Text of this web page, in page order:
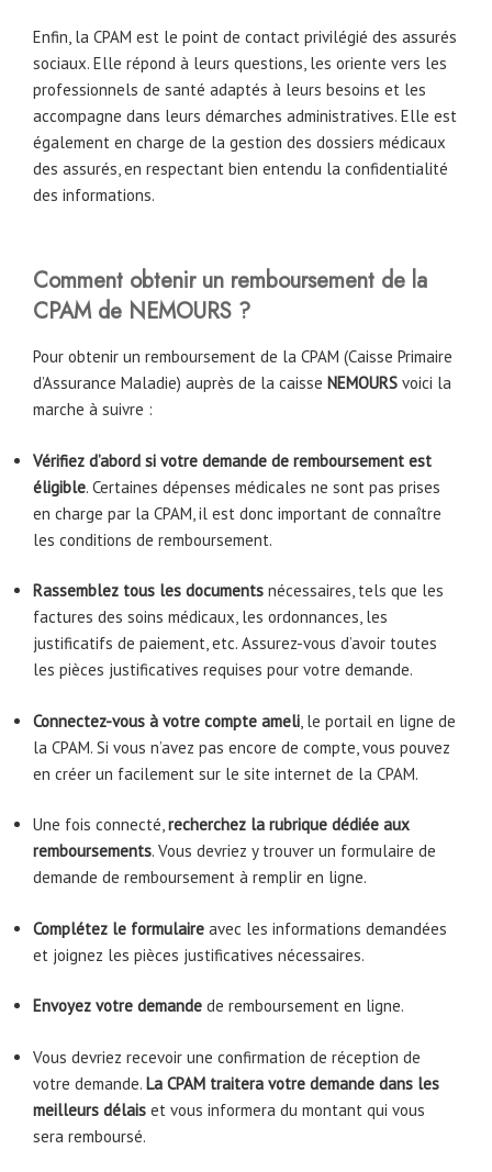
Enfin, la CPAM est le point de contact privilégié des assurés
sociaux. Elle répond à leurs questions, les oriente vers les
professionnels de santé adaptés à leurs besoins et les
accompagne dans leurs démarches administratives. Elle est
également en charge de la gestion des dossiers médicaux
des assurés, en respectant bien entendu la confidentialité
des informations.
Comment obtenir un remboursement de la
CPAM de NEMOURS ?
Pour obtenir un remboursement de la CPAM (Caisse Primaire
d’Assurance Maladie) auprès de la caisse NEMOURS voici la
marche à suivre :
Vérifiez d’abord si votre demande de remboursement est
éligible. Certaines dépenses médicales ne sont pas prises
en charge par la CPAM, il est donc important de connaître
les conditions de remboursement.
Rassemblez tous les documents nécessaires, tels que les
factures des soins médicaux, les ordonnances, les
justificatifs de paiement, etc. Assurez-vous d’avoir toutes
les pièces justificatives requises pour votre demande.
Connectez-vous à votre compte ameli, le portail en ligne de
la CPAM. Si vous n’avez pas encore de compte, vous pouvez
en créer un facilement sur le site internet de la CPAM.
Une fois connecté,recherchez la rubrique dédiée aux
remboursements. Vous devriez y trouver un formulaire de
demande de remboursement à remplir en ligne.
Complétez le formulaire avec les informations demandées
et joignez les pièces justificatives nécessaires.
Envoyez votre demande de remboursement en ligne.
Vous devriez recevoir une confirmation de réception de
votre demande. La CPAM traitera votre demande dans les
meilleurs délais et vous informera du montant qui vous
sera remboursé.